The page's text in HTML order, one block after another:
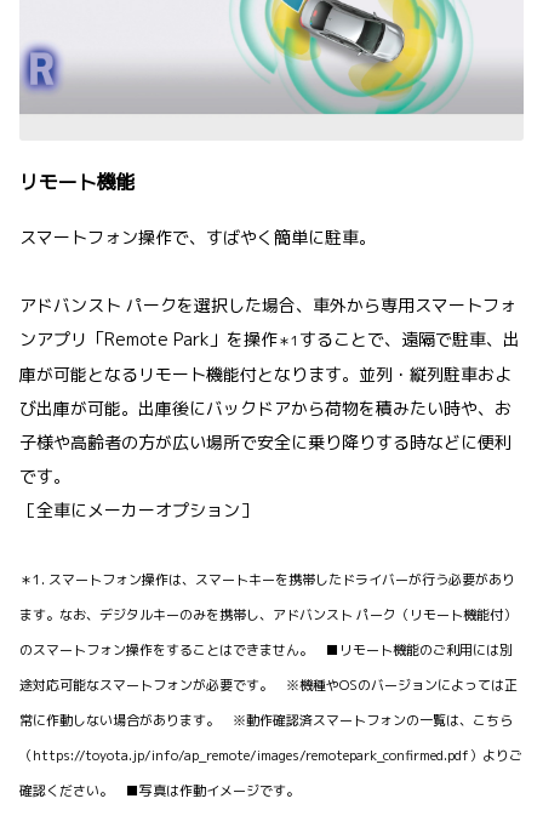
リモート機能
スマートフォン操作で、すばやく簡単に駐車。
アドバンスト パークを選択した場合、車外から専用スマートフォ
ンアプリ「Remote Park」を操作＊1 することで、遠隔で駐車、出
庫が可能となるリモート機能付となります。並列・縦列駐車およ
び出庫が可能。出庫後にバックドアから荷物を積みたい時や、お
子様や高齢者の方が広い場所で安全に乗り降りする時などに便利
です。
［全車にメーカーオプション］
＊1. スマートフォン操作は、スマートキーを携帯したドライバーが行う必要があり
ます。なお、デジタルキーのみを携帯し、アドバンスト パーク（リモート機能付）
のスマートフォン操作をすることはできません。 ■リモート機能のご利用には別
途対応可能なスマートフォンが必要です。 ※機種やOSのバージョンによっては正
常に作動しない場合があります。 ※動作確認済スマートフォンの一覧は、こちら
（https://toyota.jp/info/ap_remote/images/remotepark_confirmed.pdf）よりご
確認ください。 ■写真は作動イメージです。